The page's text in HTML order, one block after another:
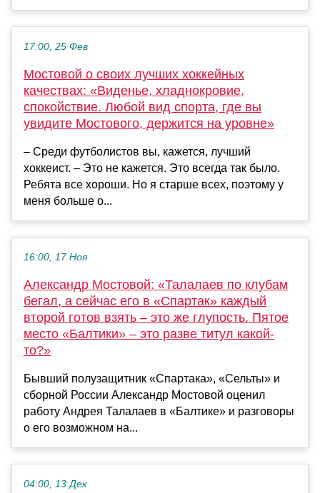
17:00, 25 Фев
Мостовой о своих лучших хоккейных
качествах: «Виденье, хладнокровие,
спокойствие. Любой вид спорта, где вы
увидите Мостового, держится на уровне»
– Среди футболистов вы, кажется, лучший
хоккеист. – Это не кажется. Это всегда так было.
Ребята все хороши. Но я старше всех, поэтому у
меня больше о...
16:00, 17 Ноя
Александр Мостовой: «Талалаев по клубам
бегал, а сейчас его в «Спартак» каждый
второй готов взять – это же глупость. Пятое
место «Балтики» – это разве титул какой-
то?»
Бывший полузащитник «Спартака», «Сельты» и
сборной России Александр Мостовой оценил
работу Андрея Талалаев в «Балтике» и разговоры
о его возможном на...
04:00, 13 Дек